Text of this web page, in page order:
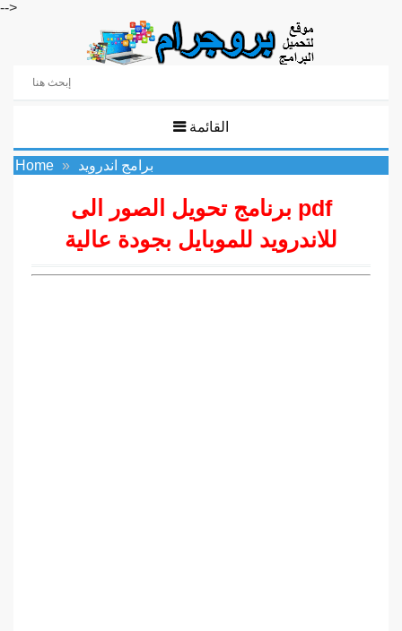
-->
القائمة
Home برامج اندرويد
برنامج تحويل الصور الى pdf
للاندرويد للموبايل بجودة عالية